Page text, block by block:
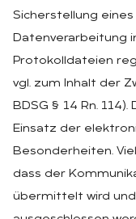
Sicherstellung
Datenverarbeitung
Protokolldateien
vgl. zum Inhalt der
BDSG § 14 Rn.
Einsatz der
Besonderheiten.
dass der
übermittelt wird